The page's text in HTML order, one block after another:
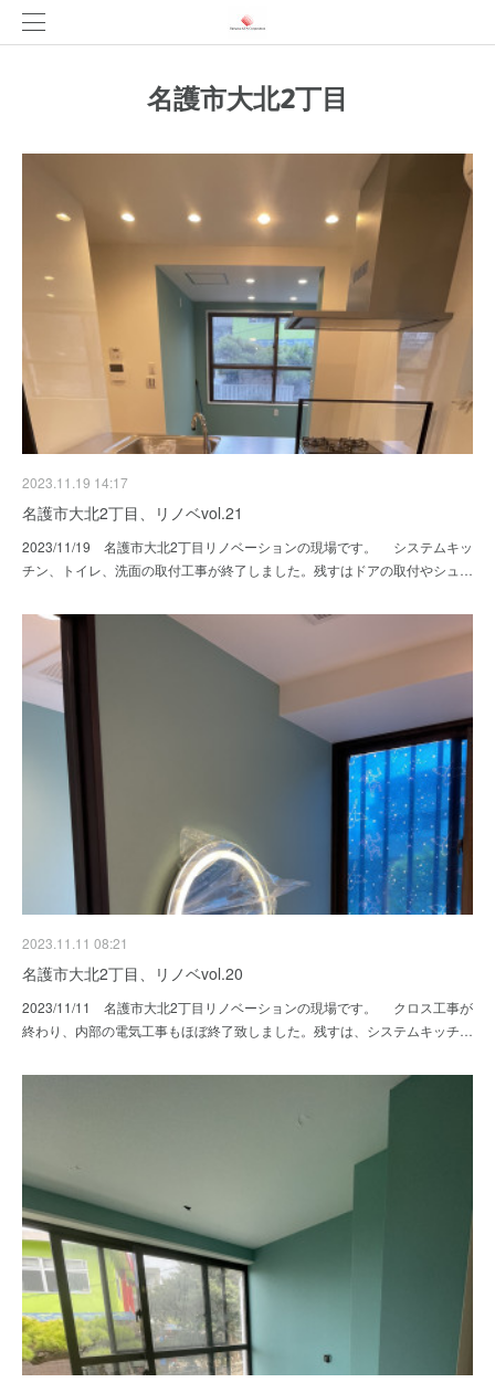
名護市大北2丁目
2023.11.19 14:17
名護市大北2丁目、リノベvol.21
2023/11/19 名護市大北2丁目リノベーションの現場です。 システムキッ
チン、トイレ、洗面の取付工事が終了しました。残すはドアの取付やシュ…
2023.11.11 08:21
名護市大北2丁目、リノベvol.20
2023/11/11 名護市大北2丁目リノベーションの現場です。 クロス工事が
終わり、内部の電気工事もほぼ終了致しました。残すは、システムキッチ…